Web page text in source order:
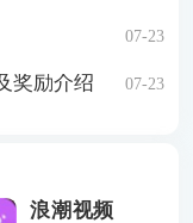
07-23
奖励介绍 07-23
浪潮视频